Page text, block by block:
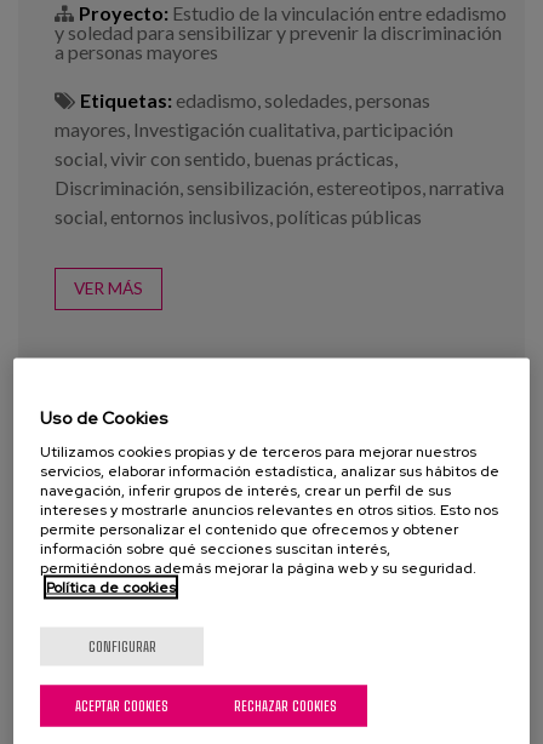
Proyecto: Estudio de la vinculación entre edadismo
y soledad para sensibilizar y prevenir la discriminación
a personas mayores
Etiquetas: edadismo, soledades,personas
mayores, Investigación cualitativa,participación
social,vivir con sentido, buenas prácticas,
Discriminación, sensibilización, estereotipos,narrativa
social, entornos inclusivos,políticas públicas
VER MÁS
Uso de Cookies
Utilizamos cookies propias y de terceros para mejorar nuestros
servicios, elaborar información estadística, analizar sus hábitos de
navegación, inferir grupos de interés, crear un perfil de sus
intereses y mostrarle anuncios relevantes en otros sitios. Esto nos
permite personalizar el contenido que ofrecemos y obtener
información sobre qué secciones suscitan interés,
permitiéndonos además mejorar la página web y su seguridad.
Política de cookies
CONFIGURAR
RECHAZAR COOKIES
ACEPTAR COOKIES